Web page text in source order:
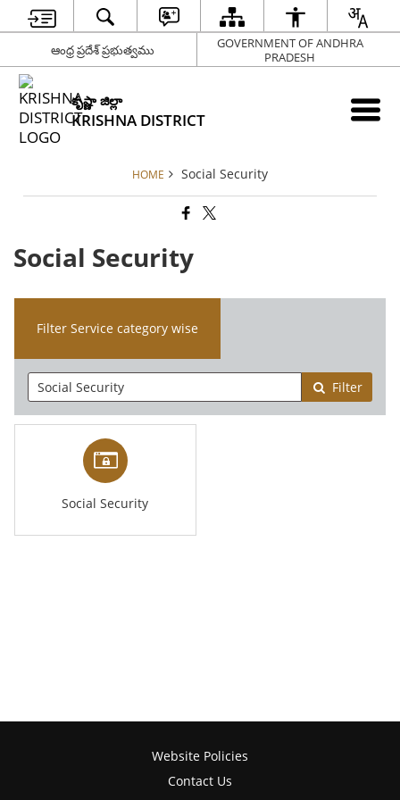
ఆంధ్ర ప్రదేశ్ ప్రభుత్వము
GOVERNMENT OF ANDHRA
PRADESH
కృష్ణా జిల్లా
KRISHNA DISTRICT
HOME Social Security
Social Security
Filter Service category wise
Filter
Social Security
Website Policies
Contact Us